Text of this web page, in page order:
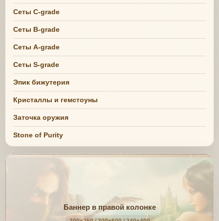
Сеты C-grade
Сеты B-grade
Сеты A-grade
Сеты S-grade
Эпик бижутерия
Кристаллы и гемстоуны
Заточка оружия
Stone of Purity
Баннер в правой колонке